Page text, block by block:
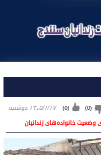
۱۴۰۵/۱/۱۷ دوشنبه (
0
) (
0
)
وضعیت خانواده‌های زندانیان